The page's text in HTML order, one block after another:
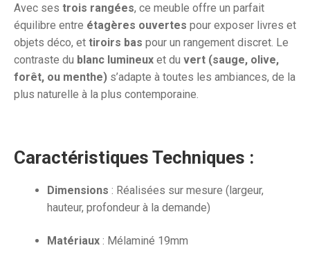
Avec ses trois rangées, ce meuble offre un parfait
équilibre entre étagères ouvertes pour exposer livres et
objets déco, et tiroirs bas pour un rangement discret. Le
contraste du blanc lumineux et du vert (sauge, olive,
forêt, ou menthe) s’adapte à toutes les ambiances, de la
plus naturelle à la plus contemporaine.
Caractéristiques Techniques :
Dimensions : Réalisées sur mesure (largeur,
hauteur, profondeur à la demande)
Matériaux : Mélaminé 19mm